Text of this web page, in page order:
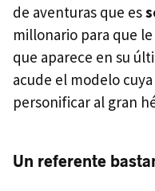
de aventuras que es
millonario para que
que aparece en su
acude el modelo
personificar al gran
Un referente